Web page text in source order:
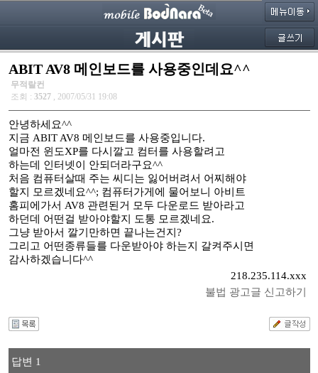
ABIT AV8 메인보드를 사용중인데요^^
무적랄컨
조회 : 3527 , 2007/05/31 19:08
안녕하세요^^
지금 ABIT AV8 메인보드를 사용중입니다.
얼마전 윈도XP를 다시깔고 컴터를 사용할려고
하는데 인터넷이 안되더라구요^^
처음 컴퓨터살때 주는 씨디는 잃어버려서 어찌해야
할지 모르겠네요^^; 컴퓨터가게에 물어보니 아비트
홈피에가서 AV8 관련된거 모두 다운로드 받아라고
하던데 어떤걸 받아야할지 도통 모르겠네요.
그냥 받아서 깔기만하면 끝나는건지?
그리고 어떤종류들를 다운받아야 하는지 갈켜주시면
감사하겠습니다^^
218.235.114.xxx
불법 광고글 신고하기
답변 1